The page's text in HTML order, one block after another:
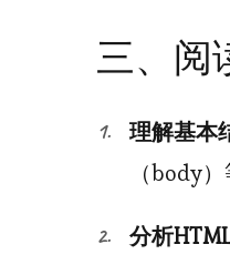
三、阅
理解基本
（body
分析